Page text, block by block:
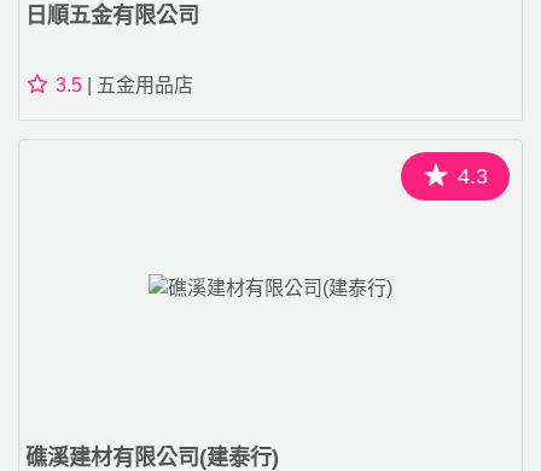
日順五金有限公司
3.5 | 五金用品店
4.3
礁溪建材有限公司(建泰行)